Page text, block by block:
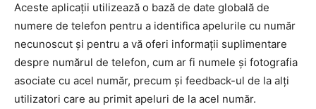
Aceste aplicații utilizează o bază de date globală de
numere de telefon pentru a identifica apelurile cu număr
necunoscut și pentru a vă oferi informații suplimentare
despre numărul de telefon, cum ar fi numele și fotografia
asociate cu acel număr, precum și feedback-ul de la alți
utilizatori care au primit apeluri de la acel număr.